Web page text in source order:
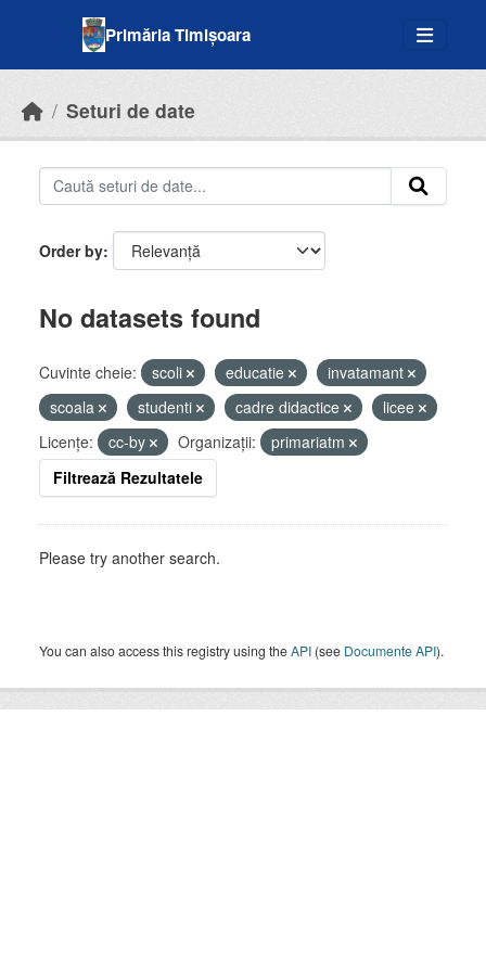
Primăria Timișoara
Seturi de date
Order by
No datasets found
Cuvinte cheie: scoli educatie
invatamant
scoala
studenti cadre didactice
licee
Licenţe:
cc-by Organizații:
primariatm
Filtrează Rezultatele
Please try another search.
You can also access this registry using theAPI (see Documente API).